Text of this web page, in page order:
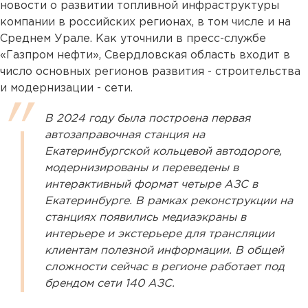
новости о развитии топливной инфраструктуры
компании в российских регионах, в том числе и на
Среднем Урале. Как уточнили в пресс-службе
«Газпром нефти», Свердловская область входит в
число основных регионов развития - строительства
и модернизации - сети.
В 2024 году была построена первая
автозаправочная станция на
Екатеринбургской кольцевой автодороге,
модернизированы и переведены в
интерактивный формат четыре АЗС в
Екатеринбурге. В рамках реконструкции на
станциях появились медиаэкраны в
интерьере и экстерьере для трансляции
клиентам полезной информации. В общей
сложности сейчас в регионе работает под
брендом сети 140 АЗС.